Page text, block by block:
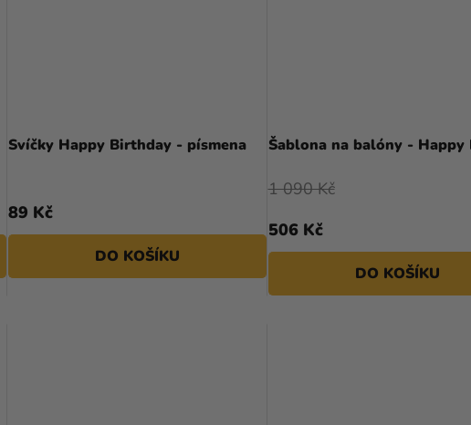
Svíčky Happy Birthday - písmena
89 Kč
DO KOŠÍKU
Šablona na balóny - Happy
506 Kč
1 090 Kč
DO KOŠÍKU